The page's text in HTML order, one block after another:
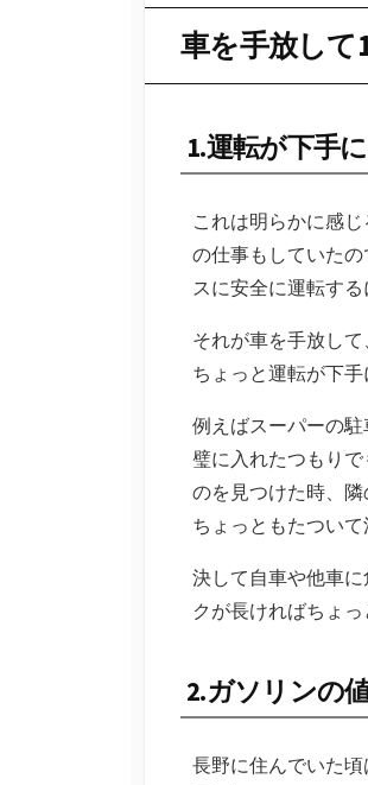
店を
車を手放して
1.運転が下手
これは明らかに感
の仕事もしていた
スに安全に運転す
それが車を手放し
ちょっと運転が下手
例えばスーパーの
璧に入れたつもり
のを見つけた時、
ちょっともたつい
決して自車や他車
クが長ければちょ
2.ガソリンの
長野に住んでいた